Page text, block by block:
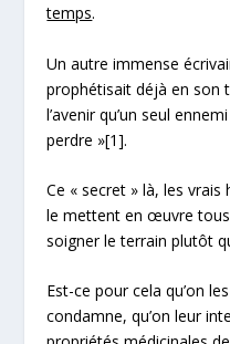
temps.
Un autre immense
prophétisait déjà en son
l’avenir qu’un seul
perdre »[1].
Ce « secret » là, les
le mettent en œuvre
soigner le terrain plutôt
Est-ce pour cela qu’on les
condamne, qu’on leur